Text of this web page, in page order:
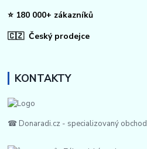
⭐ 180 000+ zákazníků
🇨🇿 Český prodejce
KONTAKTY
☎ Donaradi.cz - specializovaný obchod